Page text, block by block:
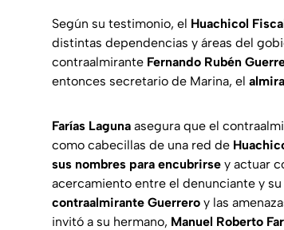
Según su testimonio, el Huachicol
distintas dependencias y áreas del
contraalmirante Fernando Rubén
entonces secretario de Marina, el
Farías Laguna asegura que el
como cabecillas de una red de
sus nombres para encubrirse y actuar
acercamiento entre el denunciante y
contraalmirante Guerrero y las
invitó a su hermano, Manuel Roberto